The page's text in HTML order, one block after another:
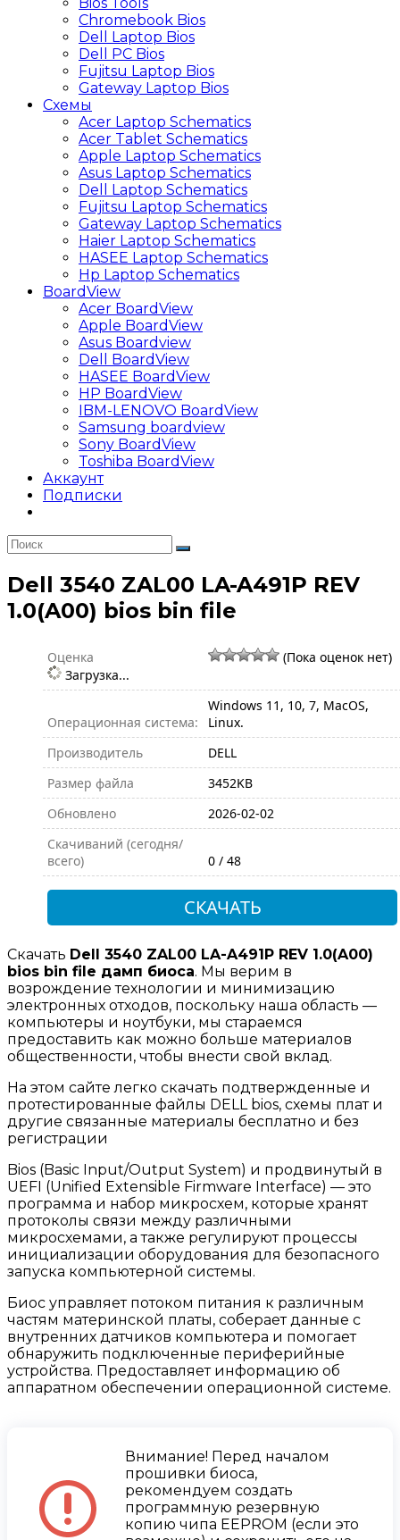
Chromebook Bios
Dell Laptop Bios
Dell PC Bios
Fujitsu Laptop Bios
Gateway Laptop Bios
Схемы
Acer Laptop Schematics
Acer Tablet Schematics
Apple Laptop Schematics
Asus Laptop Schematics
Dell Laptop Schematics
Fujitsu Laptop Schematics
Gateway Laptop Schematics
Haier Laptop Schematics
HASEE Laptop Schematics
Hp Laptop Schematics
BoardView
Acer BoardView
Apple BoardView
Asus Boardview
Dell BoardView
HASEE BoardView
HP BoardView
IBM-LENOVO BoardView
Samsung boardview
Sony BoardView
Toshiba BoardView
Аккаунт
Подписки
Dell 3540 ZAL00 LA-A491P REV
1.0(A00) bios bin file
Оценка
(Пока оценок нет)
Загрузка...
Операционная система:
Windows 11, 10, 7, MacOS,
Linux.
Производитель
DELL
Размер файла
3452KB
Обновлено
2026-02-02
Скачиваний (сегодня/
всего)
0 / 48
СКАЧАТЬ
Скачать Dell 3540 ZAL00 LA-A491P REV 1.0(A00)
bios bin file дамп биоса. Мы верим в
возрождение технологии и минимизацию
электронных отходов, поскольку наша область —
компьютеры и ноутбуки, мы стараемся
предоставить как можно больше материалов
общественности, чтобы внести свой вклад.
На этом сайте легко скачать подтвержденные и
протестированные файлы DELL bios, схемы плат и
другие связанные материалы бесплатно и без
регистрации
Bios (Basic Input/Output System) и продвинутый в
UEFI (Unified Extensible Firmware Interface) — это
программа и набор микросхем, которые хранят
протоколы связи между различными
микросхемами, а также регулируют процессы
инициализации оборудования для безопасного
запуска компьютерной системы.
Биос управляет потоком питания к различным
частям материнской платы, соберает данные с
внутренних датчиков компьютера и помогает
обнаружить подключенные периферийные
устройства. Предоставляет информацию об
аппаратном обеспечении операционной системе.
Внимание! Перед началом
прошивки биоса,
рекомендуем создать
программную резервную
копию чипа EEPROM (если это